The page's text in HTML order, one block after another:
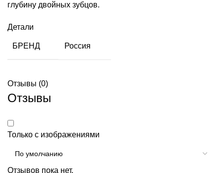
глубину двойных зубцов.
Детали
БРЕНД Россия
Отзывы (0)
Отзывы
Только с изображениями
Отзывов пока нет.